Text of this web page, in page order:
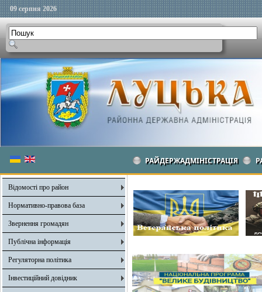
09 серпня 2026
РАЙДЕРЖАДМІНІСТРАЦІЯ
Відомості про район
Нормативно-правова база
Звернення громадян
Публічна інформація
Регуляторна політика
Інвестиційний довідник